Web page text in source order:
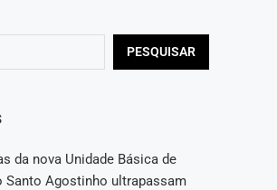
PESQUISAR
da nova Unidade Básica de
Santo Agostinho ultrapassam